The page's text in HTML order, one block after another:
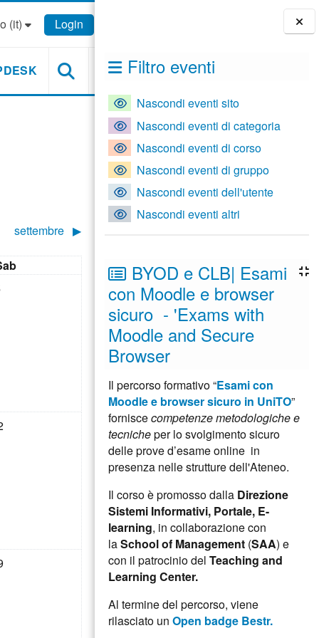
Blocchi
Filtro eventi
Nascondi eventi sito
Nascondi eventi di categoria
Nascondi eventi di corso
Nascondi eventi di gruppo
Nascondi eventi dell'utente
Nascondi eventi altri
BYOD e CLB| Esami
con Moodle e browser
sicuro - 'Exams with
Moodle and Secure
Browser
Il percorso formativo “Esami con
Moodle e browser sicuro in UniTO”
forniscecompetenze metodologiche e
tecnicheper lo svolgimento sicuro
delle prove d’esame online in
presenza nelle strutture dell'Ateneo.
Il corso è promosso dalla Direzione
Sistemi Informativi, Portale, E-
learning, in collaborazione con
laSchool of Management (SAA) e
con il patrocinio delTeaching and
Learning Center.
Al termine del percorso, viene
rilasciato unOpen badge Bestr.
‎(it)‎ Login
settembre ▶︎
4 agostoevento, sabato 5 agosto
11 agostoevento, sabato 12 agosto
18 agostoevento, sabato 19 agosto